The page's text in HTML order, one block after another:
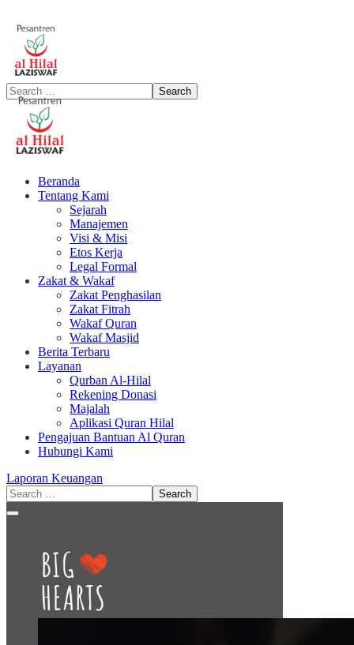
Beranda
Tentang Kami
Sejarah
Manajemen
Visi & Misi
Etos Kerja
Legal Formal
Zakat & Wakaf
Zakat Penghasilan
Zakat Fitrah
Wakaf Quran
Wakaf Masjid
Berita Terbaru
Layanan
Qurban Al-Hilal
Rekening Donasi
Majalah
Aplikasi Quran Hilal
Pengajuan Bantuan Al Quran
Hubungi Kami
Laporan Keuangan